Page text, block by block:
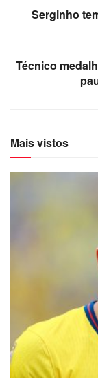
Serginho
Técnico
Mais vistos